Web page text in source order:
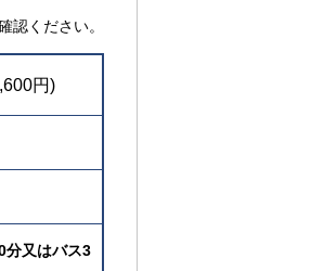
認ください。
円)
分又はバス3